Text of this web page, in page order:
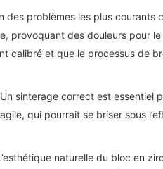
des problèmes les plus
provoquant des douleurs pour
calibré et que le processus de
sinterage correct est essentiel
qui pourrait se briser sous
naturelle du bloc en